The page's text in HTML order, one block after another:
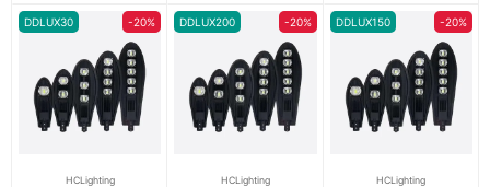
-20%
DDLUX30
HCLighting
-20%
DDLUX200
HCLighting
-20%
DDLUX150
HCLighting